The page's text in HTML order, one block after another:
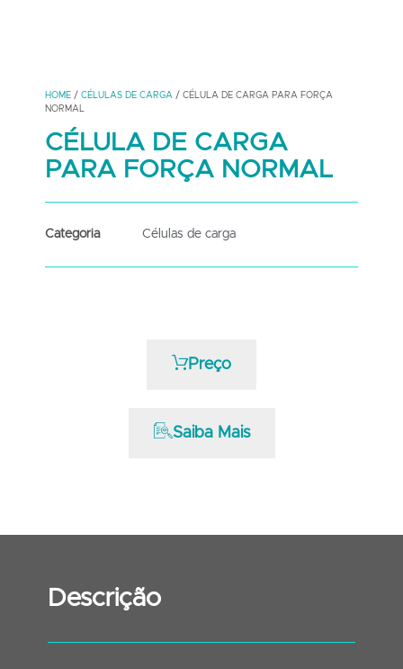
HOME / CÉLULAS DE CARGA / CÉLULA DE CARGA PARA FORÇA
NORMAL
CÉLULA DE CARGA
PARA FORÇA NORMAL
Categoria Células de carga
Preço
Saiba Mais
Descrição